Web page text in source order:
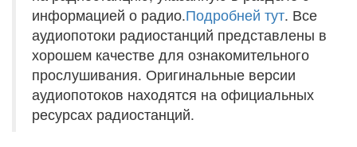
информацией о радио.Подробней тут. Все
аудиопотоки радиостанций представлены в
хорошем качестве для ознакомительного
прослушивания. Оригинальные версии
аудиопотоков находятся на официальных
ресурсах радиостанций.